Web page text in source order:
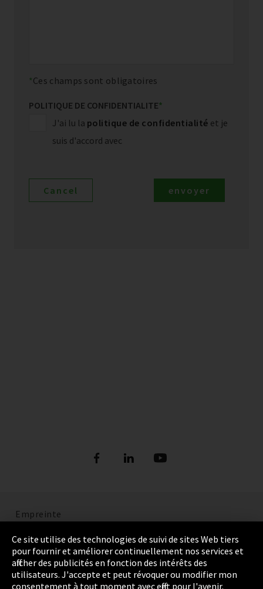
Ces champs sont obligatoires
POLITIQUE DE CONFIDENTIALITE*
J'ai lu la politique de confidentialité et je
suis d'accord avec
Empreinte
Politique de confidentialité
Cookie Settings
Termes et Conditions
Ce site utilise des technologies de suivi de sites Web tiers
pour fournir et améliorer continuellement nos services et
afficher des publicités en fonction des intérêts des
utilisateurs. J'accepte et peut révoquer ou modifier mon
consentement à tout moment avec effet pour l'avenir.